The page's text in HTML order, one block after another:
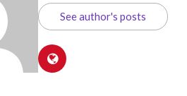
See author's posts